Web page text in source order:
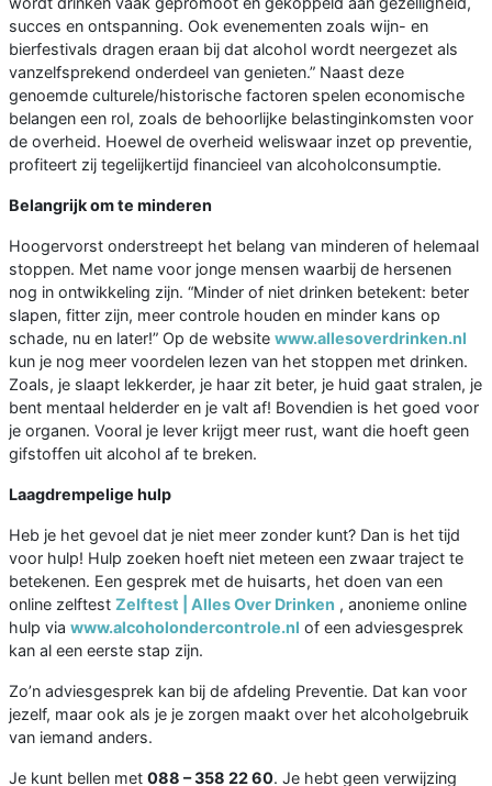
succes en ontspanning. Ook evenementen zoals wijn- en
bierfestivals dragen eraan bij dat alcohol wordt neergezet als
vanzelfsprekend onderdeel van genieten.” Naast deze
genoemde culturele/historische factoren spelen economische
belangen een rol, zoals de behoorlijke belastinginkomsten voor
de overheid. Hoewel de overheid weliswaar inzet op preventie,
profiteert zij tegelijkertijd financieel van alcoholconsumptie.
Belangrijk om te minderen
Hoogervorst onderstreept het belang van minderen of helemaal
stoppen. Met name voor jonge mensen waarbij de hersenen
nog in ontwikkeling zijn. “Minder of niet drinken betekent: beter
slapen, fitter zijn, meer controle houden en minder kans op
schade, nu en later!” Op de website www.allesoverdrinken.nl
kun je nog meer voordelen lezen van het stoppen met drinken.
Zoals, je slaapt lekkerder, je haar zit beter, je huid gaat stralen, je
bent mentaal helderder en je valt af! Bovendien is het goed voor
je organen. Vooral je lever krijgt meer rust, want die hoeft geen
gifstoffen uit alcohol af te breken.
Laagdrempelige hulp
Heb je het gevoel dat je niet meer zonder kunt? Dan is het tijd
voor hulp! Hulp zoeken hoeft niet meteen een zwaar traject te
betekenen. Een gesprek met de huisarts, het doen van een
online zelftest Zelftest | Alles Over Drinken , anonieme online
hulp via www.alcoholondercontrole.nl of een adviesgesprek
kan al een eerste stap zijn.
Zo’n adviesgesprek kan bij de afdeling Preventie. Dat kan voor
jezelf, maar ook als je je zorgen maakt over het alcoholgebruik
van iemand anders.
Je kunt bellen met 088 – 358 22 60. Je hebt geen verwijzing